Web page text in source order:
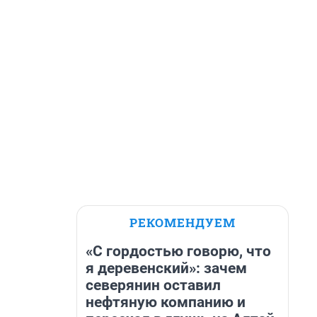
РЕКОМЕНДУЕМ
«С гордостью говорю, что
я деревенский»: зачем
северянин оставил
нефтяную компанию и